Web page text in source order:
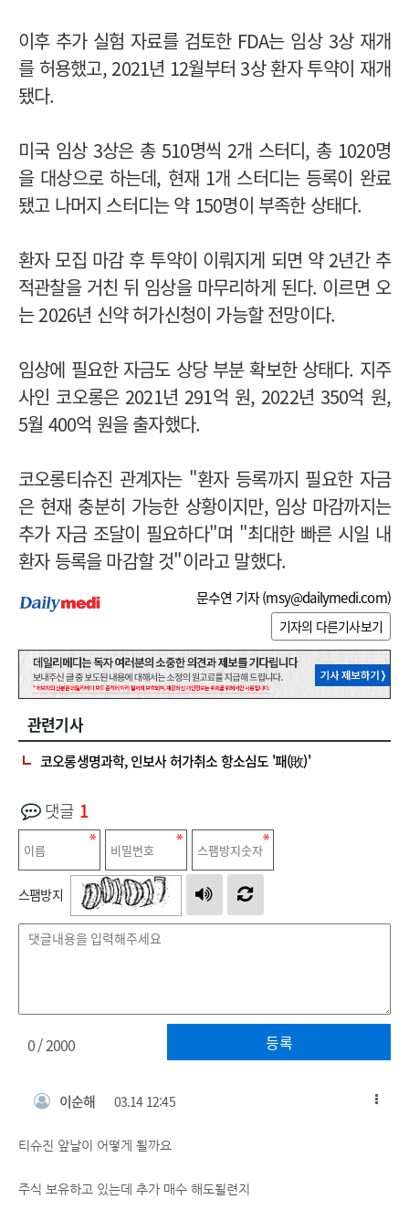
이후 추가 실험 자료를 검토한 FDA는 임상 3상 재개
를 허용했고, 2021년 12월부터 3상 환자 투약이 재개
됐다.
미국 임상 3상은 총 510명씩 2개 스터디, 총 1020명
을 대상으로 하는데, 현재 1개 스터디는 등록이 완료
됐고 나머지 스터디는 약 150명이 부족한 상태다.
환자 모집 마감 후 투약이 이뤄지게 되면 약 2년간 추
적관찰을 거친 뒤 임상을 마무리하게 된다. 이르면 오
는 2026년 신약 허가신청이 가능할 전망이다.
임상에 필요한 자금도 상당 부분 확보한 상태다. 지주
사인 코오롱은 2021년 291억 원, 2022년 350억 원,
5월 400억 원을 출자했다.
코오롱티슈진 관계자는 "환자 등록까지 필요한 자금
은 현재 충분히 가능한 상황이지만, 임상 마감까지는
추가 자금 조달이 필요하다"며 "최대한 빠른 시일 내
환자 등록을 마감할 것"이라고 말했다.
문수연 기자 (msy@dailymedi.com)
기자의 다른기사보기
관련기사
코오롱생명과학, 인보사 허가취소 항소심도 '패(敗)'
댓글 1
스팸방지
등록
0/ 2000
이순해 03.14 12:45
티슈진 앞날이 어떻게 될까요
주식 보유하고 있는데 추가 매수 해도될련지